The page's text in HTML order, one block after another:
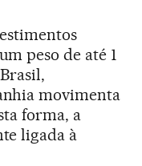
peso de até 1
movimenta
forma, a
ligada à